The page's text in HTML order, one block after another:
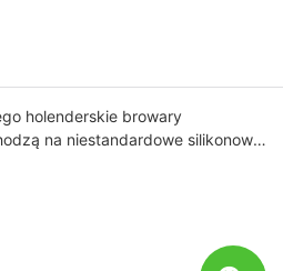
holenderskie browary
na niestandardowe silikonowe